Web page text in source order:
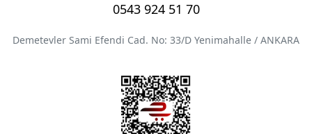
0543 924 51 70
Demetevler Sami Efendi Cad. No: 33/D Yenimahalle / ANKARA